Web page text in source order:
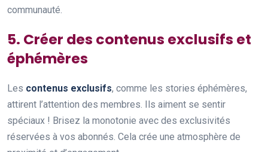
communauté.
5. Créer des contenus exclusifs et
éphémères
Les contenus exclusifs, comme les stories éphémères,
attirent l’attention des membres. Ils aiment se sentir
spéciaux ! Brisez la monotonie avec des exclusivités
réservées à vos abonnés. Cela crée une atmosphère de